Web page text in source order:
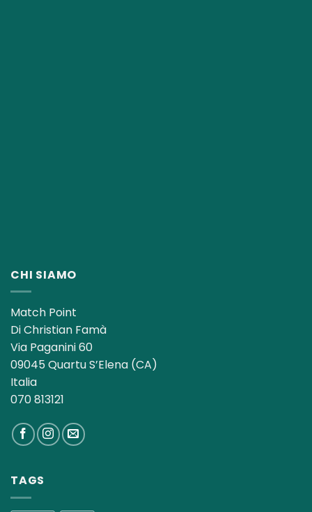
CHI SIAMO
Match Point
Di Christian Famà
Via Paganini 60
09045 Quartu S’Elena (CA)
Italia
070 813121
TAGS